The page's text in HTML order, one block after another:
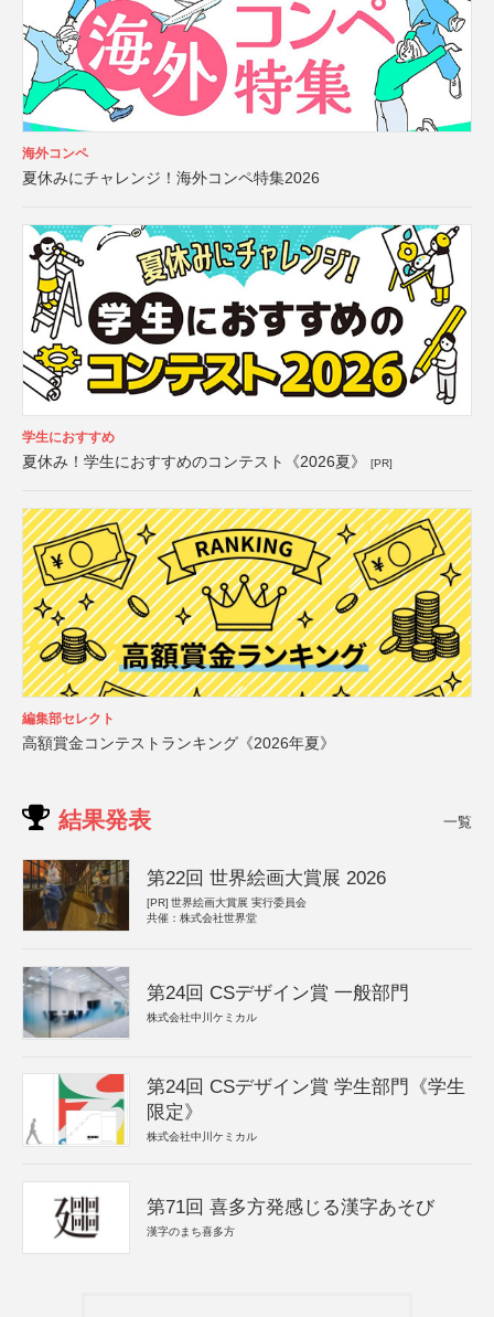
海外コンペ
夏休みにチャレンジ！海外コンペ特集2026
学生におすすめ
夏休み！学生におすすめのコンテスト《2026夏》 [PR]
編集部セレクト
高額賞金コンテストランキング《2026年夏》
結果発表 一覧
第22回 世界絵画大賞展 2026
[PR] 世界絵画大賞展 実行委員会
共催：株式会社世界堂
第24回 CSデザイン賞 一般部門
株式会社中川ケミカル
第24回 CSデザイン賞 学生部門《学生
限定》
株式会社中川ケミカル
第71回 喜多方発感じる漢字あそび
漢字のまち喜多方